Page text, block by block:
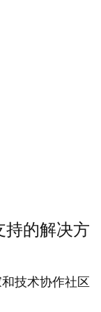
持的解决方
技术协作社区